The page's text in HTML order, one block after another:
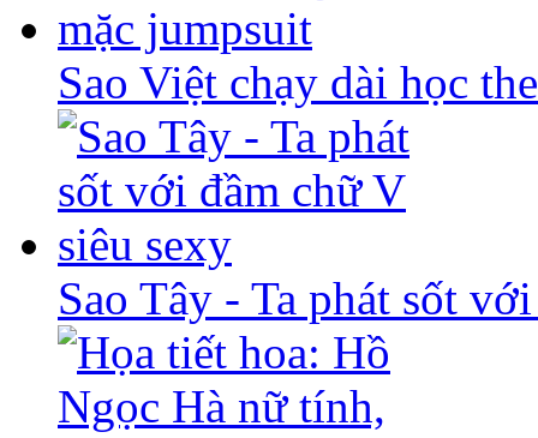
Sao Việt chạy dài học
Sao Tây - Ta phát sốt